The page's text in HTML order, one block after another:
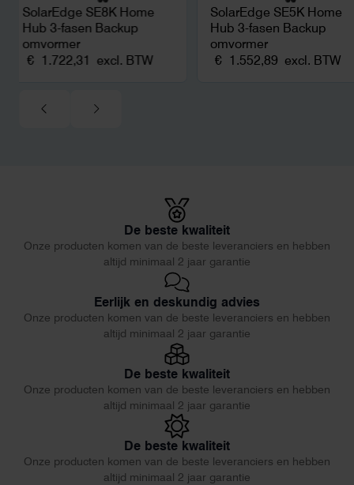
SolarEdge SE8K Home
Hub 3-fasen Backup
omvormer
€ 1.722,31 excl. BTW
SolarEdge SE5K Home
Hub 3-fasen Backup
omvormer
€ 1.552,89 excl. BTW
De beste kwaliteit
Onze producten komen van de beste leveranciers en hebben
altijd minimaal 2 jaar garantie
Eerlijk en deskundig advies
Onze producten komen van de beste leveranciers en hebben
altijd minimaal 2 jaar garantie
De beste kwaliteit
Onze producten komen van de beste leveranciers en hebben
altijd minimaal 2 jaar garantie
De beste kwaliteit
Onze producten komen van de beste leveranciers en hebben
altijd minimaal 2 jaar garantie